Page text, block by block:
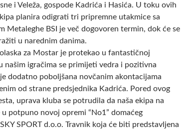
i Veleža, gospode Kadrića i Hasića. U toku ovih
planira odigrati tri pripremne utakmice sa
Metaleghe BSI je več dogovoren termin, dok će se
u narednim danima.
za Mostar je protekao u fantastičnoj
našim igračima se primijeti vedra i pozitivna
dodatno poboljšana novčanim akontacijama
od strane predsjednika Kadrića. Pored ovog
uprava kluba se potrudila da naša ekipa na
potpuno novoj opremi “No1” domaćeg
SPORT d.o.o. Travnik koja će biti predstavljena